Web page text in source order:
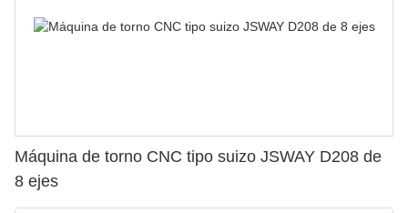
Máquina de torno CNC tipo suizo JSWAY D208 de
8 ejes